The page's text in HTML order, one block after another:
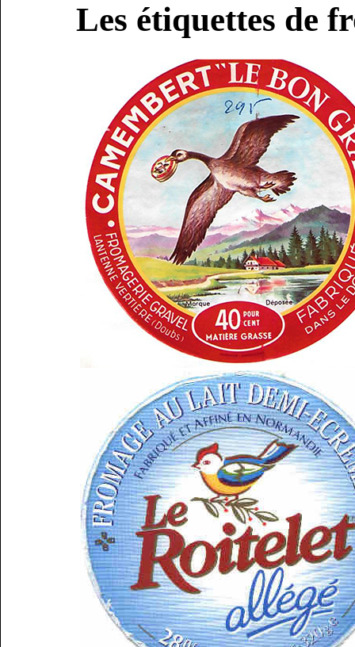
Les étiquettes de